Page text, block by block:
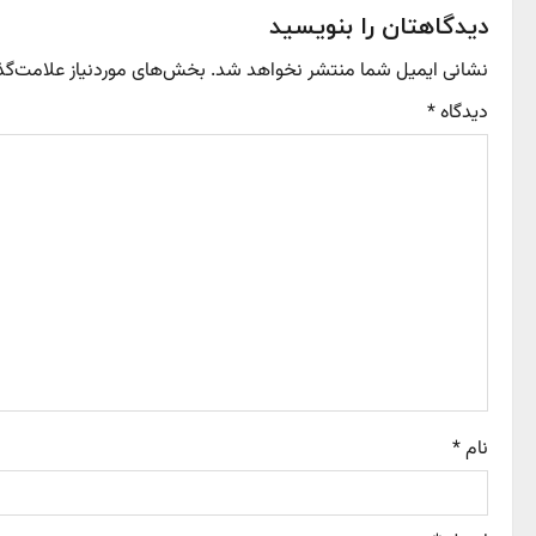
t
n
a
i
o
دیدگاهتان را بنویسید
نشانی ایمیل شما منتشر نخواهد شد. بخش‌های موردنیاز
دیدگاه*
نام*